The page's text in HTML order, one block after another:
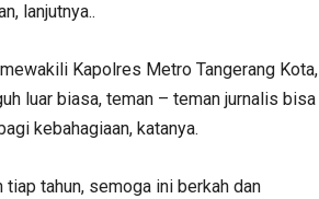
lanjutnya..
Kapolres Metro Tangerang Kota,
luar biasa, teman – teman jurnalis bisa
kebahagiaan, katanya.
tahun, semoga ini berkah dan